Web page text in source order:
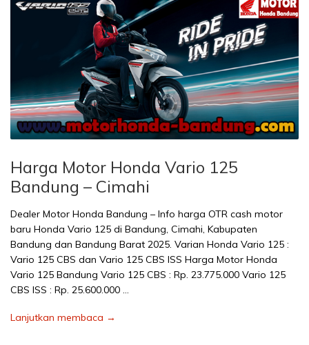
Harga Motor Honda Vario 125
Bandung – Cimahi
Dealer Motor Honda Bandung – Info harga OTR cash motor
baru Honda Vario 125 di Bandung, Cimahi, Kabupaten
Bandung dan Bandung Barat 2025. Varian Honda Vario 125 :
Vario 125 CBS dan Vario 125 CBS ISS Harga Motor Honda
Vario 125 Bandung Vario 125 CBS : Rp. 23.775.000 Vario 125
CBS ISS : Rp. 25.600.000 …
Lanjutkan membaca →